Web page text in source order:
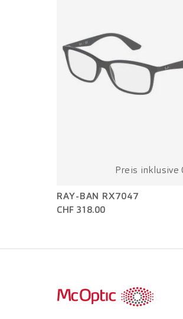
Preis inklusive
RAY-BAN RX7047
CHF 318.00